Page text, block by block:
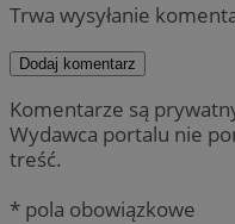
Trwa wysyłanie
Dodaj komentarz
Komentarze są
Wydawca portalu nie
treść.
* pola obowiązkowe